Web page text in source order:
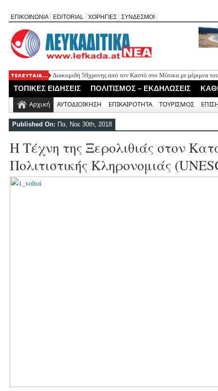
ΕΠΙΚΟΙΝΩΝΙΑ EDITORIAL ΧΟΡΗΓΙΕΣ ΣΥΝΔΕΣΜΟΙ
Διακομιδή 59χρονης από τον Καστό στο Μύτικα με μέριμνα
Εγκρίθηκε νέα πλωτή εξέδρα στη Νικιάνα για θαλάσσια μέσα
Το Δημοτικό Συμβούλιο ενέκρινε και δεύτερη προτομή του
Πρόγραμμα πανηγύρεως του Ιερού Ναού Αγίου Σπυρίδωνος
ΤΟΠΙΚΕΣ ΕΙΔΗΣΕΙΣ ΠΟΛΙΤΙΣΜΟΣ – ΕΚΔΗΛΩΣΕΙΣ
Αρχική ΑΥΤΟΔΙΟΙΚΗΣΗ ΕΠΙΚΑΙΡΟΤΗΤΑ ΤΟΥΡΙΣΜΟΣ
Published On: Πα, Νοε 30th, 2018
H Τέχνη της Ξερολιθιάς στον
Πολιτιστικής Κληρονομιάς